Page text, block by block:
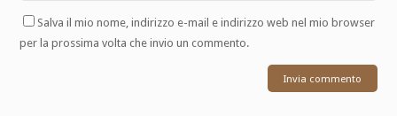
Salva il mio nome, indirizzo e-mail e indirizzo web nel mio browser
per la prossima volta che invio un commento.